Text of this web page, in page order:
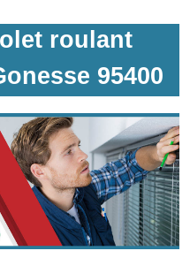
roulant
95400